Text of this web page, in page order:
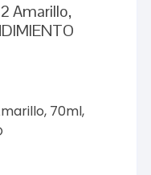
Amarillo,
70ml,